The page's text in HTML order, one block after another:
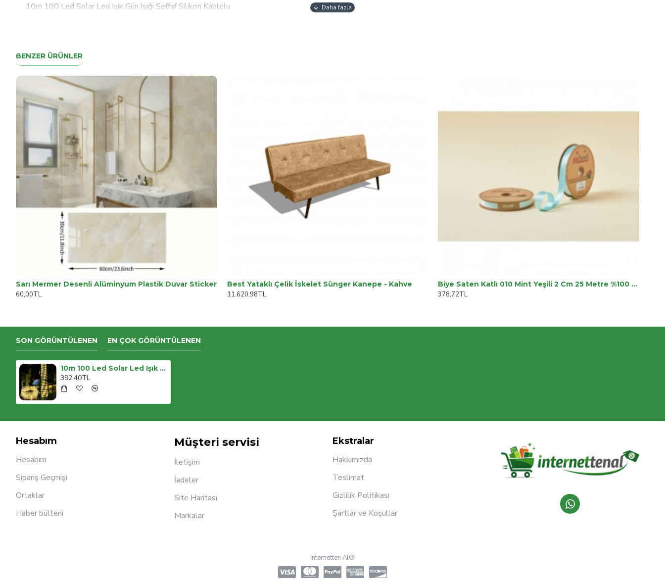
10m 100 Led Solar Led Işık Gün Işığı Şeffaf Silikon Kablolu
BENZER ÜRÜNLER
Sarı Mermer Desenli Alüminyum Plastik Duvar Sticker
60,00TL
Best Yataklı Çelik İskelet Sünger Kanepe - Kahve
11.620,98TL
Biye Saten Katlı 010 Mint Yeşili 2 Cm 25 Metre %100 Polyester
378,72TL
SON GÖRÜNTÜLENEN EN ÇOK GÖRÜNTÜLENEN
10m 100 Led Solar Led Işık Gün Işığı
392,40TL
Hesabım
Hesabım
Sipariş Geçmişi
Ortaklar
Haber bülteni
Müşteri servisi
İletişim
İadeler
Site Haritası
Markalar
Ekstralar
Hakkımızda
Teslimat
Gizlilik Politikası
Şartlar ve Koşullar
İnternetten Al®